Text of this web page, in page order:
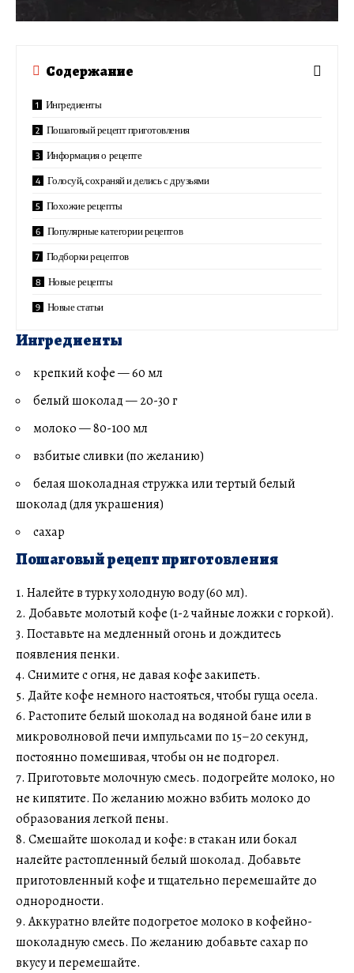
Содержание
Ингредиенты
Пошаговый рецепт приготовления
Информация о рецепте
Голосуй, сохраняй и делись с друзьями
Похожие рецепты
Популярные категории рецептов
Подборки рецептов
Новые рецепты
Новые статьи
Ингредиенты
крепкий кофе — 60 мл
белый шоколад — 20-30 г
молоко — 80-100 мл
взбитые сливки (по желанию)
белая шоколадная стружка или тертый белый
шоколад (для украшения)
сахар
Пошаговый рецепт приготовления
1. Налейте в турку холодную воду (60 мл).
2. Добавьте молотый кофе (1-2 чайные ложки с горкой).
3. Поставьте на медленный огонь и дождитесь
появления пенки.
4. Снимите с огня, не давая кофе закипеть.
5. Дайте кофе немного настояться, чтобы гуща осела.
6. Растопите белый шоколад на водяной бане или в
микроволновой печи импульсами по 15–20 секунд,
постоянно помешивая, чтобы он не подгорел.
7. Приготовьте молочную смесь. подогрейте молоко, но
не кипятите. По желанию можно взбить молоко до
образования легкой пены.
8. Смешайте шоколад и кофе: в стакан или бокал
налейте растопленный белый шоколад. Добавьте
приготовленный кофе и тщательно перемешайте до
однородности.
9. Аккуратно влейте подогретое молоко в кофейно-
шоколадную смесь. По желанию добавьте сахар по
вкусу и перемешайте.